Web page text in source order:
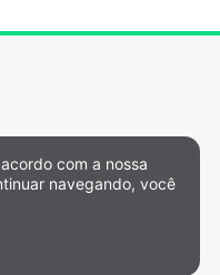
com a nossa
navegando, você